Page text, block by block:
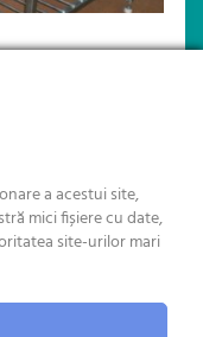
a acestui site,
mici fișiere cu date,
site-urilor mari